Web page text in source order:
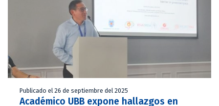
Publicado el 26 de septiembre del 2025
Académico UBB expone hallazgos en